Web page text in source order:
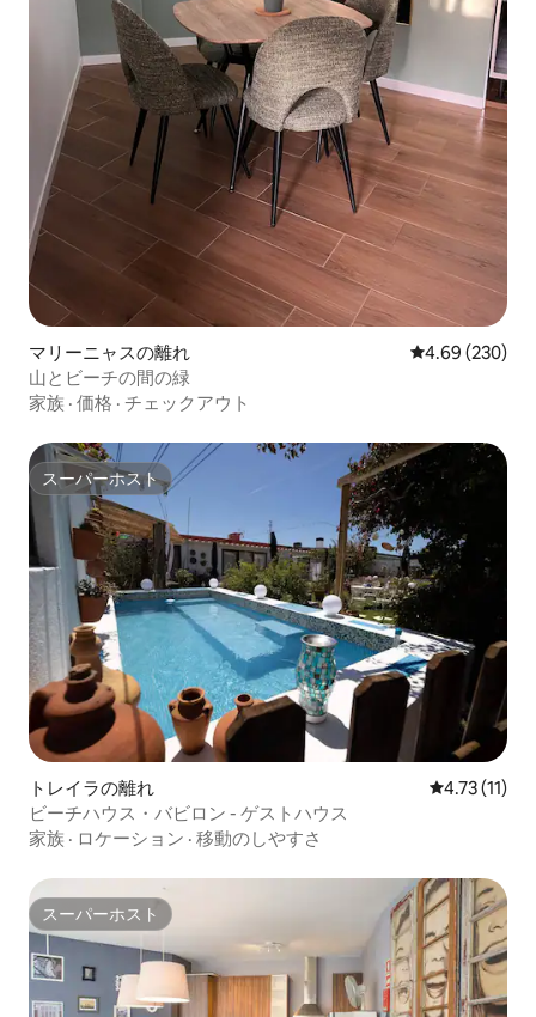
マリーニャスの離れ レビュー230
4.69 (230)
山とビーチの間の緑
家族 · 価格 · チェックアウト
スーパーホスト
スーパーホスト
トレイラの離れ レビュー11
4.73 (11)
ビーチハウス・バビロン - ゲストハウス
家族 · ロケーション · 移動のしやすさ
スーパーホスト
スーパーホスト